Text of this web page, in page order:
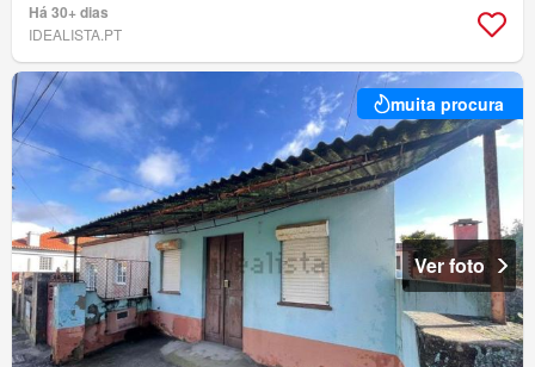
Há 30+ dias
IDEALISTA.PT
muita procura
Ver foto